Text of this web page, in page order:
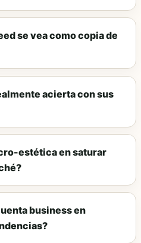
se vea como copia de
acierta con sus
estética en saturar
business en